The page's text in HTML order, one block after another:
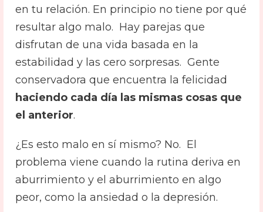
en tu relación. En principio no tiene por qué
resultar algo malo. Hay parejas que
disfrutan de una vida basada en la
estabilidad y las cero sorpresas. Gente
conservadora que encuentra la felicidad
haciendo cada día las mismas cosas que
el anterior.
¿Es esto malo en sí mismo? No. El
problema viene cuando la rutina deriva en
aburrimiento y el aburrimiento en algo
peor, como la ansiedad o la depresión.